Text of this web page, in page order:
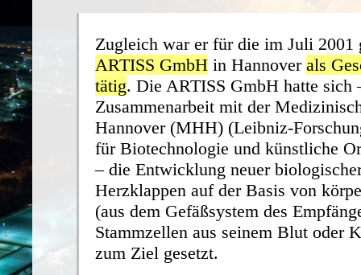
Zugleich war er für die im Juli 2001
ARTISS GmbH in Hannover als
tätig. Die ARTISS GmbH hatte sich
Zusammenarbeit mit der
Hannover (MHH) (Leibniz-
für Biotechnologie und künstliche
– die Entwicklung neuer
Herzklappen auf der Basis von
(aus dem Gefäßsystem des
Stammzellen aus seinem Blut oder
zum Ziel gesetzt.